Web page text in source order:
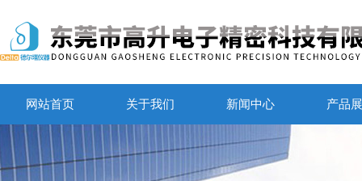
网站首页 关于我们 新闻中心 产品